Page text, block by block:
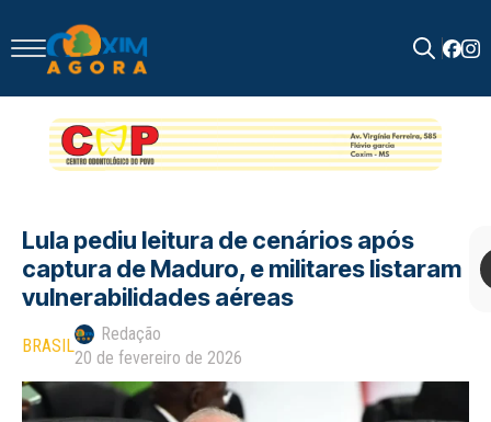
for:
Lula pediu leitura de cenários após
captura de Maduro, e militares listaram
vulnerabilidades aéreas
BRASIL
Redação
20 de fevereiro de 2026